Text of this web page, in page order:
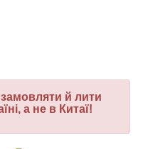
й лити
а не в Китаї!